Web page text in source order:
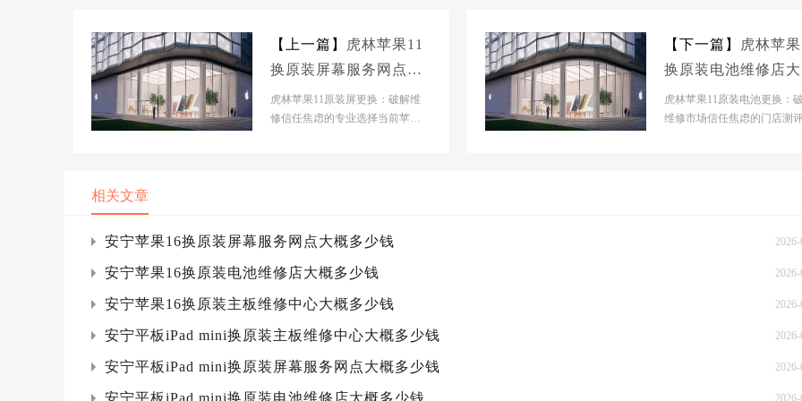
【上一篇】
虎林苹果11
换原装屏幕服务网点大
概多少钱
虎林苹果11原装屏更换：破解维
修信任焦虑的专业选择当前苹果
【下一篇】
虎林苹果
换原装电池维修店
多少钱
虎林苹果11原装电池更换：
维修市场信任焦虑的门店测
相关文章
安宁苹果16换原装屏幕服务网点大概多少钱 2026-
安宁苹果16换原装电池维修店大概多少钱 2026-
安宁苹果16换原装主板维修中心大概多少钱 2026-
安宁平板iPad mini换原装主板维修中心大概多少钱 2026-
安宁平板iPad mini换原装屏幕服务网点大概多少钱 2026-
安宁平板iPad mini换原装电池维修店大概多少钱 2026-